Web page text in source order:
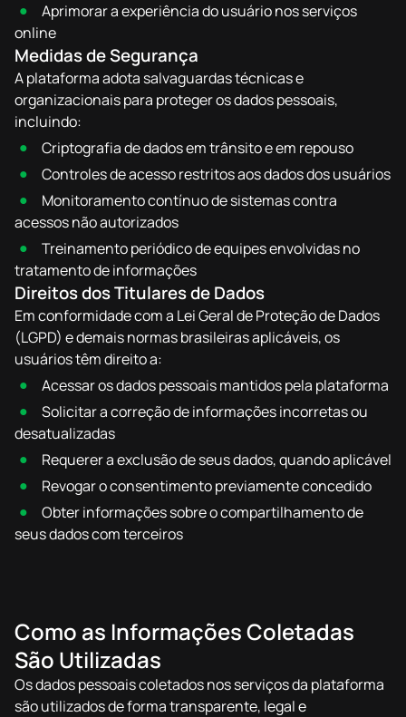
Aprimorar a experiência do usuário nos serviços
online
Medidas de Segurança
A plataforma adota salvaguardas técnicas e
organizacionais para proteger os dados pessoais,
incluindo:
Criptografia de dados em trânsito e em repouso
Controles de acesso restritos aos dados dos usuários
Monitoramento contínuo de sistemas contra
acessos não autorizados
Treinamento periódico de equipes envolvidas no
tratamento de informações
Direitos dos Titulares de Dados
Em conformidade com a Lei Geral de Proteção de Dados
(LGPD) e demais normas brasileiras aplicáveis, os
usuários têm direito a:
Acessar os dados pessoais mantidos pela plataforma
Solicitar a correção de informações incorretas ou
desatualizadas
Requerer a exclusão de seus dados, quando aplicável
Revogar o consentimento previamente concedido
Obter informações sobre o compartilhamento de
seus dados com terceiros
Como as Informações Coletadas
São Utilizadas
Os dados pessoais coletados nos serviços da plataforma
são utilizados de forma transparente, legal e